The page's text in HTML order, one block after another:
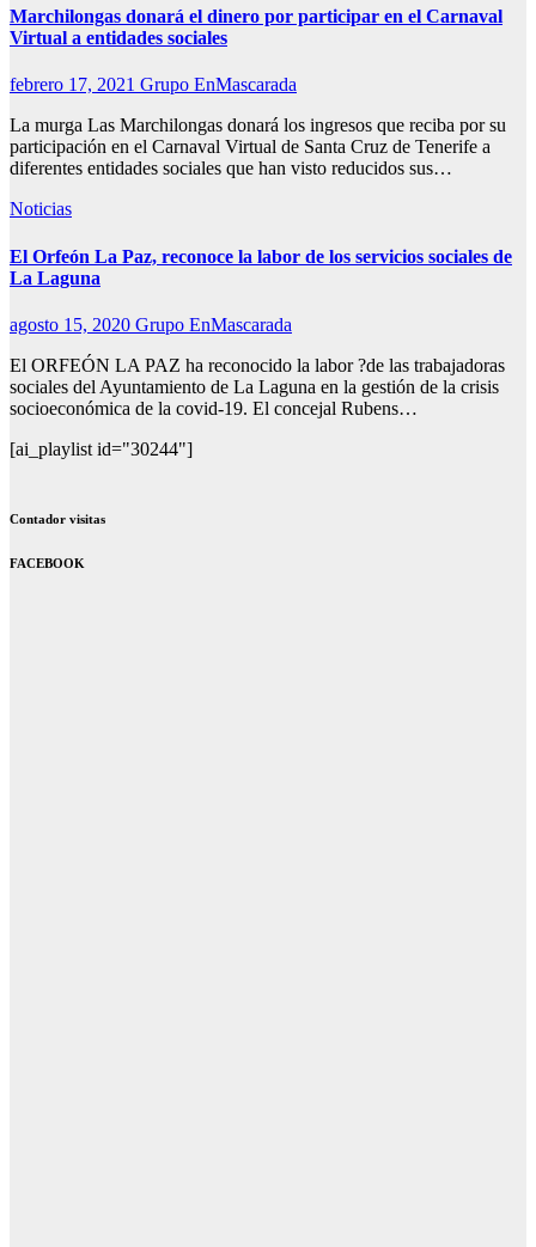
Marchilongas donará el dinero por participar en el Carnaval
Virtual a entidades sociales
febrero 17, 2021 Grupo EnMascarada
La murga Las Marchilongas donará los ingresos que reciba por su
participación en el Carnaval Virtual de Santa Cruz de Tenerife a
diferentes entidades sociales que han visto reducidos sus…
Noticias
El Orfeón La Paz, reconoce la labor de los servicios sociales de
La Laguna
agosto 15, 2020 Grupo EnMascarada
El ORFEÓN LA PAZ ha reconocido la labor ?de las trabajadoras
sociales del Ayuntamiento de La Laguna en la gestión de la crisis
socioeconómica de la covid-19. El concejal Rubens…
[ai_playlist id="30244"]
Contador visitas
FACEBOOK